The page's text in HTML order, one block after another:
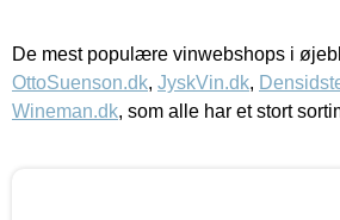
De mest populære vinwebshops i
OttoSuenson.dk, JyskVin.dk,
Wineman.dk, som alle har et stort